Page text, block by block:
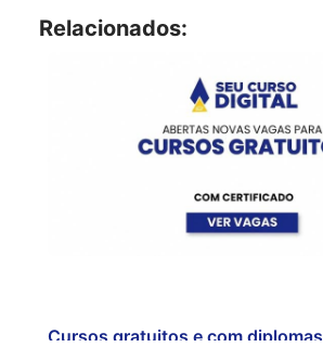
Relacionados:
Cursos gratuitos e com diplomas